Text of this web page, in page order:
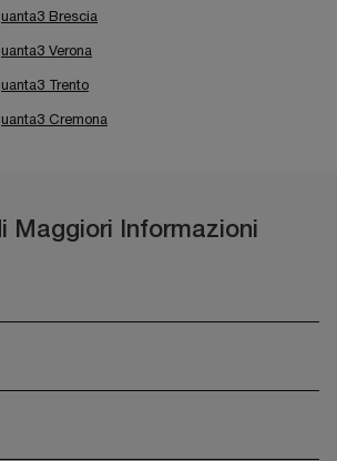
Brescia
Verona
Trento
Cremona
Maggiori Informazioni